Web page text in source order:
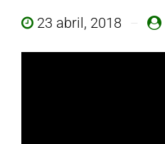
23 abril, 2018